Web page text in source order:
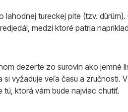
tureckej pite (tzv.
medzi ktoré patria
dezerte zo surovín ako jemné
vyžaduje veľa času a zručnosti.
ktorá vám bude najviac chutiť.